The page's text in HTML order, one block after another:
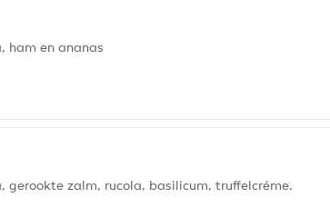
ham en ananas
gerookte zalm, rucola, basilicum, truffelcréme.